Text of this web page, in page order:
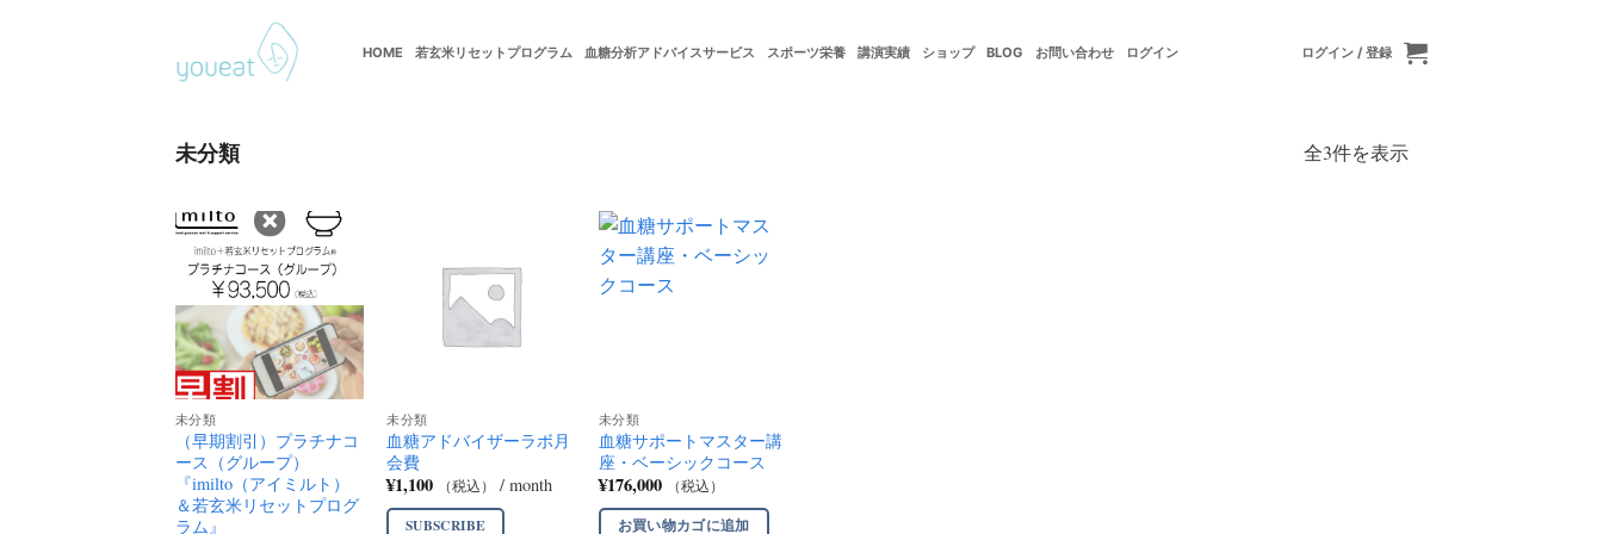
HOME 若玄米リセットプログラム 血糖分析アドバイスサービス スポーツ栄養 講演実績 ショップ BLOG お問い合わせ ログイン ログイン / 登録
未分類 全3件を表示
未分類
（早期割引）プラチナコ
ース（グループ）
『imilto（アイミルト）
＆若玄米リセットプログ
ラム』
未分類
血糖アドバイザーラボ月
会費
¥1,100 （税込） / month
SUBSCRIBE
未分類
血糖サポートマスター講
座・ベーシックコース
¥176,000 （税込）
お買い物カゴに追加